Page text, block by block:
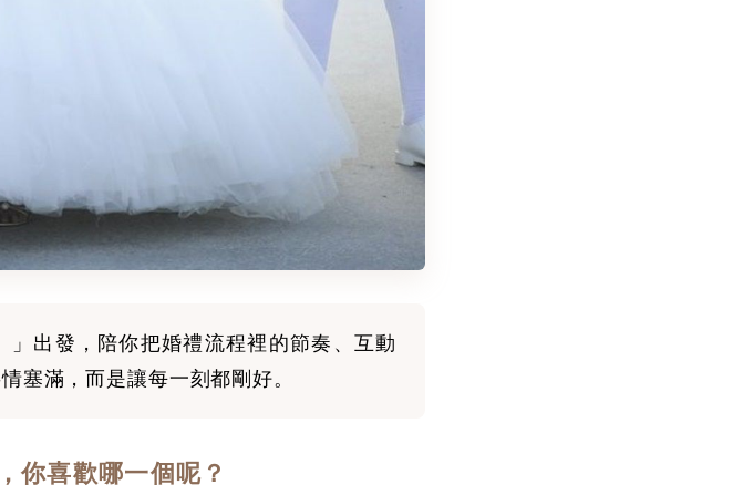
出發，陪你把婚禮流程裡的節奏、互動
塞滿，而是讓每一刻都剛好。
你喜歡哪一個呢？